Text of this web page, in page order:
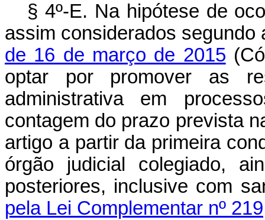
§ 4º-E. Na hipótese de
assim considerados
de 16 de março de 2015
optar por promover as
administrativa em
contagem do prazo prevista
artigo a partir da primeira
órgão judicial colegiado,
posteriores, inclusive com
pela Lei Complementar nº